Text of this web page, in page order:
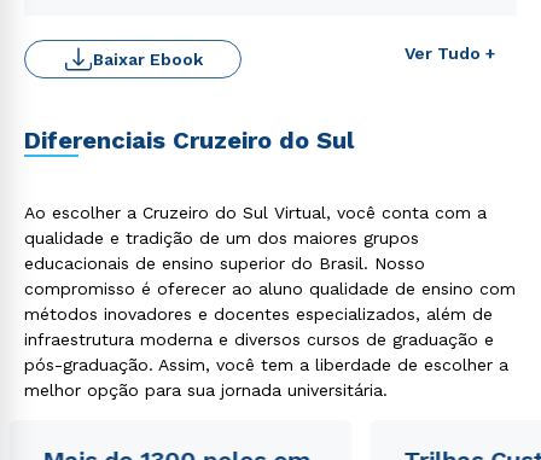
Ver Tudo +
Baixar Ebook
Diferenciais Cruzeiro do Sul
Ao escolher a Cruzeiro do Sul Virtual, você conta com a
qualidade e tradição de um dos maiores grupos
educacionais de ensino superior do Brasil. Nosso
compromisso é oferecer ao aluno qualidade de ensino com
métodos inovadores e docentes especializados, além de
infraestrutura moderna e diversos cursos de graduação e
pós-graduação. Assim, você tem a liberdade de escolher a
melhor opção para sua jornada universitária.
Rápido e fácil
WhatsApp
ou